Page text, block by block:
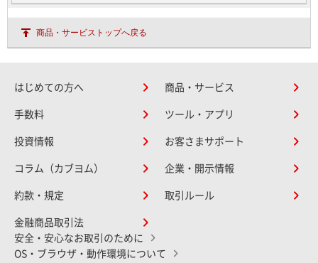
商品・サービストップへ戻る
はじめての方へ 商品・サービス
手数料 ツール・アプリ
投資情報 お客さまサポート
コラム（カブヨム） 企業・開示情報
約款・規定 取引ルール
金融商品取引法
安全・安心なお取引のために
OS・ブラウザ・動作環境について